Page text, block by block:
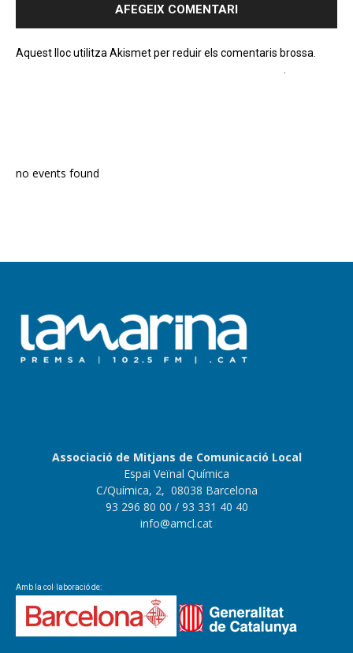
Aquest lloc utilitza Akismet per reduir els comentaris brossa.
no events found
Associació de Mitjans de Comunicació Local
Espai Veïnal Química
C/Química, 2, 08038 Barcelona
93 296 80 00 / 93 331 40 40
info@amcl.cat
Amb la col·laboració de: